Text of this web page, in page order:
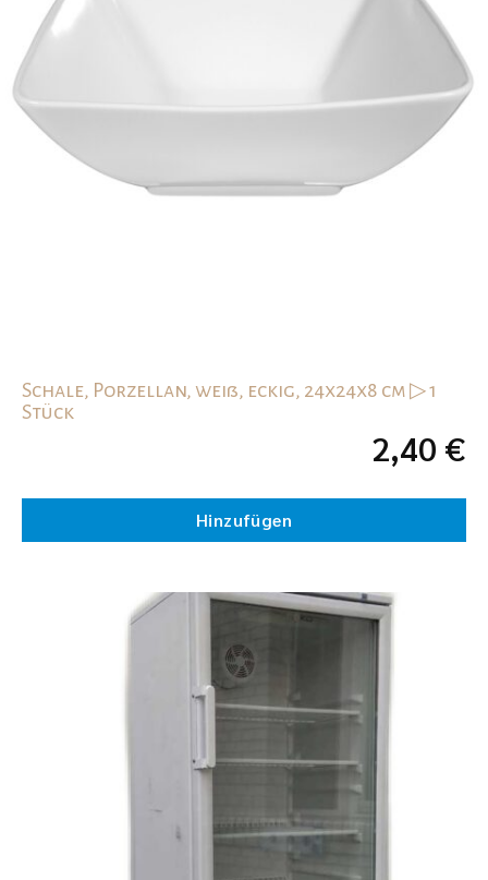
Schale, Porzellan, weiß, eckig, 24x24x8 cm ▷ 1
Stück
2,40 €
Hinzufügen